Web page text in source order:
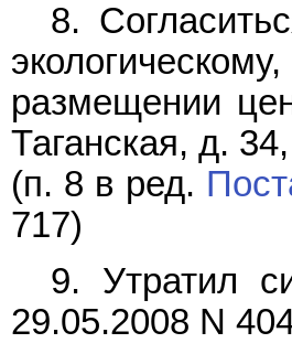
8.
размещении
Таганская, д.
(п. 8 в ред.
717)
9. Утратил
29.05.2008 N